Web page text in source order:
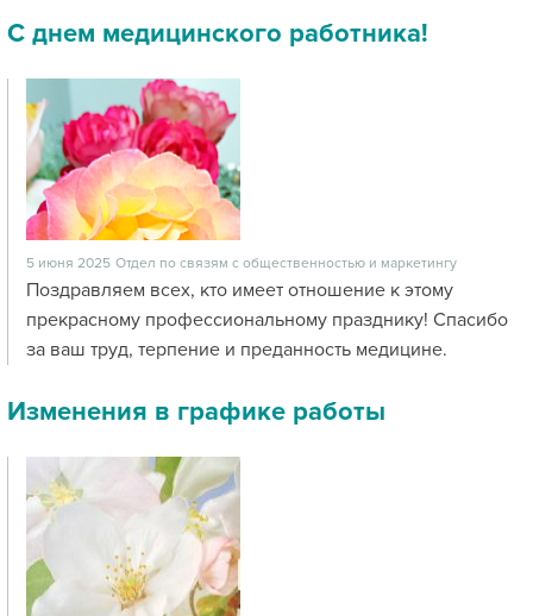
С днем медицинского работника!
5 июня 2025 Отдел по связям с общественностью и маркетингу
Поздравляем всех, кто имеет отношение к этому
прекрасному профессиональному празднику! Спасибо
за ваш труд, терпение и преданность медицине.
Изменения в графике работы